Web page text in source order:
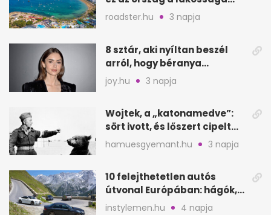
kétszeresét fogadja
roadster.hu 3 napja
8 sztár, aki nyíltan beszél
arról, hogy béranya
segítette a családalapítást
joy.hu 3 napja
Wojtek, a „katonamedve”:
sört ivott, és lőszert cipelt
Monte Cassinónál
hamuesgyemant.hu 3 napja
10 felejthetetlen autós
útvonal Európában: hágók,
partok, fjordok
instylemen.hu 4 napja